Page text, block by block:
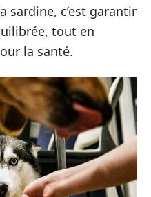
sardine, c’est garantir
tout en
la santé.